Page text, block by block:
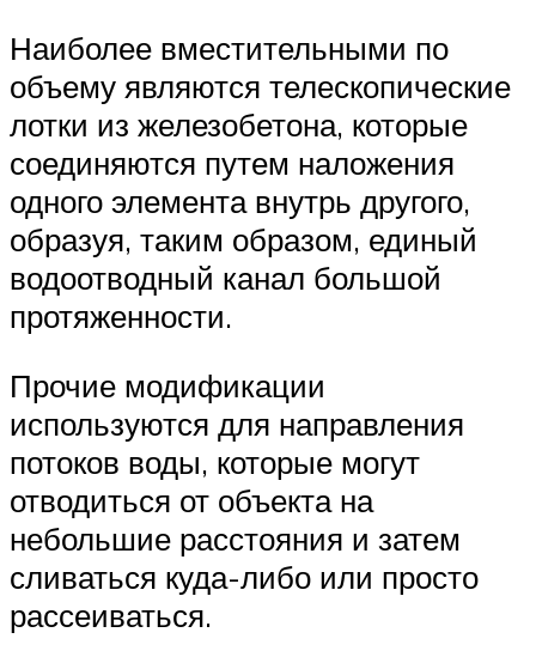
Наиболее вместительными по
объему являются телескопические
лотки из железобетона, которые
соединяются путем наложения
одного элемента внутрь другого,
образуя, таким образом, единый
водоотводный канал большой
протяженности.
Прочие модификации
используются для направления
потоков воды, которые могут
отводиться от объекта на
небольшие расстояния и затем
сливаться куда-либо или просто
рассеиваться.